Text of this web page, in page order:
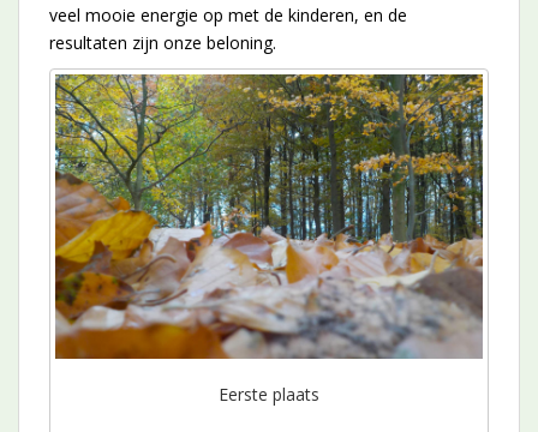
veel mooie energie op met de kinderen, en de
resultaten zijn onze beloning.
Eerste plaats